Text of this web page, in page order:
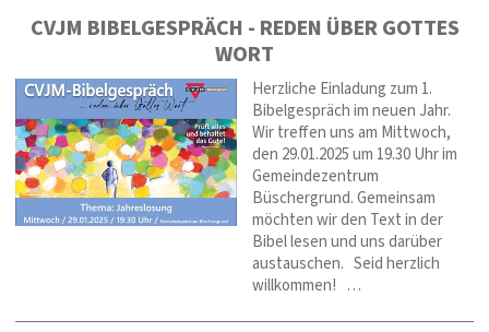
CVJM BIBELGESPRÄCH - REDEN ÜBER GOTTES
WORT
Herzliche Einladung zum 1.
Bibelgespräch im neuen Jahr.
Wir treffen uns am Mittwoch,
den 29.01.2025 um 19.30 Uhr im
Gemeindezentrum
Büschergrund. Gemeinsam
möchten wir den Text in der
Bibel lesen und uns darüber
austauschen. Seid herzlich
willkommen! …